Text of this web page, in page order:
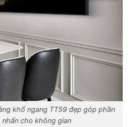
khổ ngang TT59 đẹp góp phần
nhấn cho không gian